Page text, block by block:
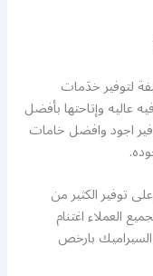
لتوفير خدَمات
عاليه وإتاحتها بأفضل
اجود وافضل خامات
توفير الكثير من
العملاء اغتنام
بارخص